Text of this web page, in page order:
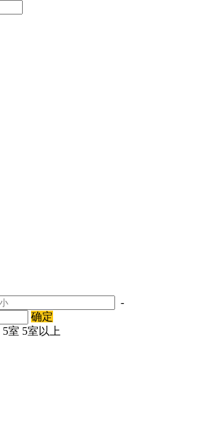
-
确定
5室 5室以上